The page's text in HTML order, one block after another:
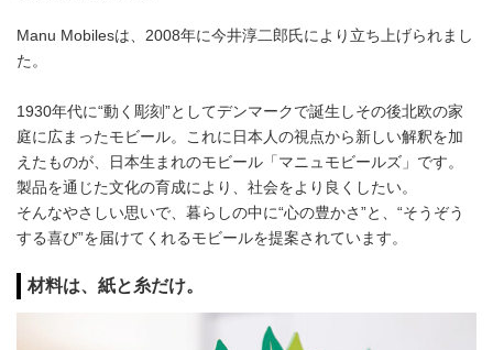
Manu Mobilesは、2008年に今井淳二郎氏により立ち上げられまし
た。
1930年代に“動く彫刻”としてデンマークで誕生しその後北欧の家
庭に広まったモビール。これに日本人の視点から新しい解釈を加
えたものが、日本生まれのモビール「マニュモビールズ」です。
製品を通じた文化の育成により、社会をより良くしたい。
そんなやさしい思いで、​暮らしの中に“心の豊かさ”と、“そうぞう
する喜び”を届けてくれるモビールを提案されています。
材料は、紙と糸だけ。